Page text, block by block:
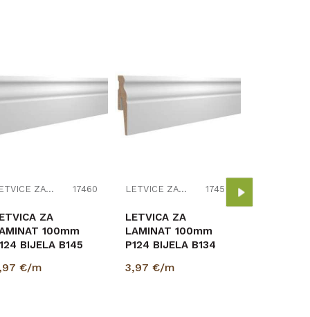
LETVICE ZA LAMINAT 17460
ZA
100mm
BIJELA B145
€/m
LETVICE ZA LAMINAT 17459
LETVICA ZA
LAMINAT 100mm
P124 BIJELA B134
PRESTIGE
3,97 €/m